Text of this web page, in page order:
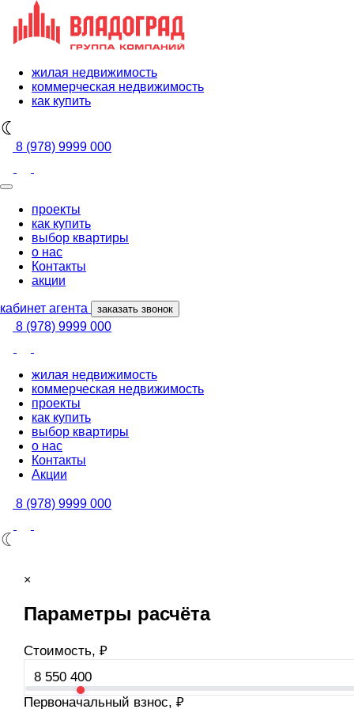
жилая недвижимость
коммерческая недвижимость
как купить
8 (978) 9999 000
проекты
как купить
выбор квартиры
о нас
Контакты
акции
кабинет агента заказать звонок
8 (978) 9999 000
жилая недвижимость
коммерческая недвижимость
проекты
как купить
выбор квартиры
о нас
Контакты
Акции
8 (978) 9999 000
×
Параметры расчёта
Стоимость, ₽
Первоначальный взнос, ₽